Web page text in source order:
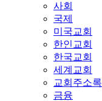
사회
국제
미국교회
한인교회
한국교회
세계교회
교회주소록
금융